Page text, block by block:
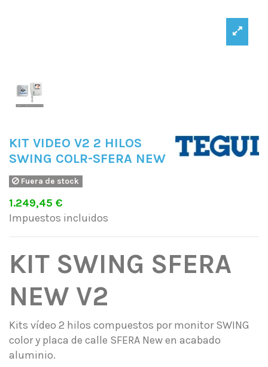
KIT VIDEO V2 2 HILOS
SWING COLR-SFERA NEW
Fuera de stock
1.249,45 €
Impuestos incluidos
KIT SWING SFERA
NEW V2
Kits vídeo 2 hilos compuestos por monitor SWING
color y placa de calle SFERA New en acabado
aluminio.